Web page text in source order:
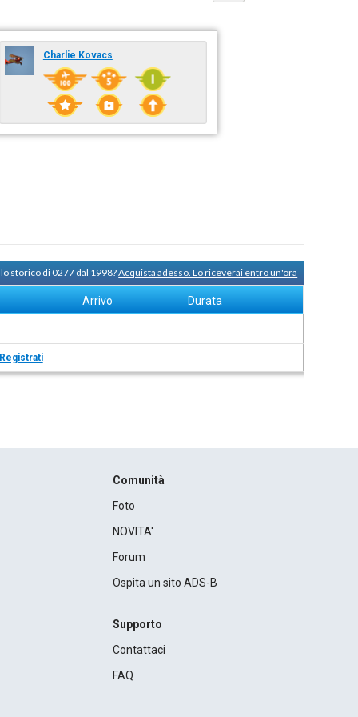
Charlie Kovacs
storico di 0277 dal 1998?Acquista adesso. Lo riceverai entro un'ora
Arrivo Durata
Comunità
Foto
NOVITA'
Forum
Ospita un sito ADS-B
Supporto
Contattaci
FAQ